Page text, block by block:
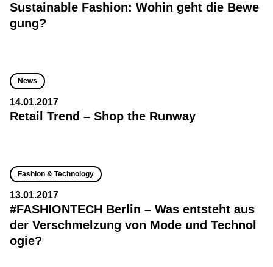
Sustainable Fashion: Wohin geht die Bewe
gung?
News
14.01.2017
Retail Trend – Shop the Runway
Fashion & Technology
13.01.2017
#FASHIONTECH Berlin – Was entsteht aus
der Verschmelzung von Mode und Technol
ogie?